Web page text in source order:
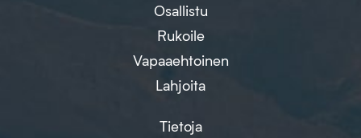
Osallistu
Rukoile
Vapaaehtoinen
Lahjoita
Tietoja